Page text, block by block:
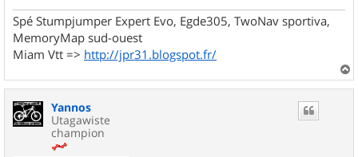
Spé Stumpjumper Expert Evo, Egde305, TwoNav sportiva,
MemoryMap sud-ouest
Miam Vtt => http://jpr31.blogspot.fr/
a
Yannos
Utagawiste
champion